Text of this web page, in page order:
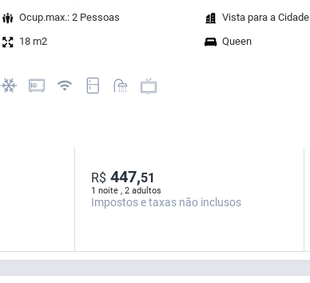
Ocup.max.: 2 Pessoas
Vista para a Cidade
18 m2 Queen
1 noite , 2 adultos
R$ 447,51
Impostos e taxas não inclusos